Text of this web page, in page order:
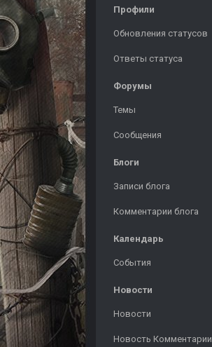
Профили
Обновления статусов
Ответы статуса
Форумы
Темы
Сообщения
Блоги
Записи блога
Комментарии блога
Календарь
События
Новости
Новости
Новость Комментарии